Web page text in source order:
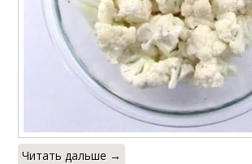
Читать дальше →